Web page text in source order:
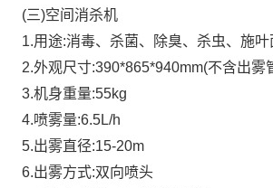
(三)空间消杀机
1.用途:消毒、杀菌、除臭、杀虫、施叶
2.外观尺寸:390*865*940mm(不含出雾
3.机身重量:55kg
4.喷雾量:6.5L/h
5.出雾直径:15-20m
6.出雾方式:双向喷头